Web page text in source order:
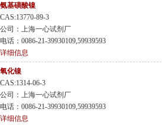
氨基磺酸镍
CAS:13770-89-3
公司：上海一心试剂厂
电话：0086-21-39930109,59939593
详细信息
氧化镍
CAS:1314-06-3
公司：上海一心试剂厂
电话：0086-21-39930109,59939593
详细信息